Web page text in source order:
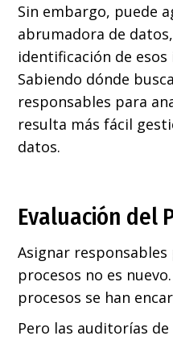
Sin embargo, puede
abrumadora de
identificación de
Sabiendo dónde
responsables para
resulta más fácil
datos.
Evaluación del
Asignar
procesos no es
procesos se han
Pero las auditorías